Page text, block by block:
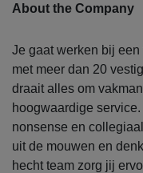
About the Company
Je gaat werken bij
met meer dan 20
draait alles om
hoogwaardige
nonsense en
uit de mouwen en
hecht team zorg jij